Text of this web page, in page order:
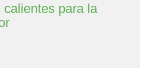
para la